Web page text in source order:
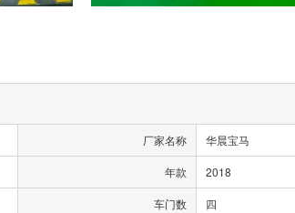
厂家名称 华晨宝马
年款 2018
车门数 四